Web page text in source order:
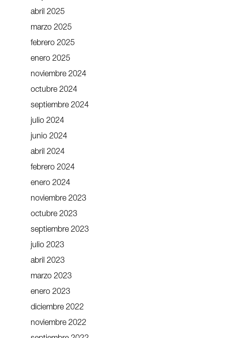
abril 2025
marzo 2025
febrero 2025
enero 2025
noviembre 2024
octubre 2024
septiembre 2024
julio 2024
junio 2024
abril 2024
febrero 2024
enero 2024
noviembre 2023
octubre 2023
septiembre 2023
julio 2023
abril 2023
marzo 2023
enero 2023
diciembre 2022
noviembre 2022